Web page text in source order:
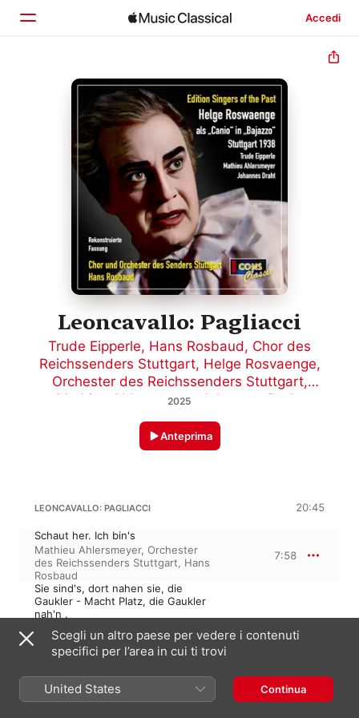
Accedi
Home
Scopri
Cerca
Leoncavallo: Pagliacci
Trude Eipperle, Hans Rosbaud, Chor des
Reichssenders Stuttgart, Helge Rosvaenge,
Orchester des Reichssenders Stuttgart,
Mathieu Ahlersmeyer
Johannes Draht
2025
Anteprima
LEONCAVALLO: PAGLIACCI 20:45
Schaut her. Ich bin's
Mathieu Ahlersmeyer, Orchester
des Reichssenders Stuttgart, Hans
Rosbaud
7:58
Sie sind's, dort nahen sie, die
Gaukler - Macht Platz, die Gaukler
nah'n .
Chor des Reichssenders Stuttgart
Hans Rosbaud ,Helge Rosvaenge,
Orchester des Reichssenders
Ein herrliches Schauspiel
Chor des Reichssenders Stuttgart
Scegli un altro paese per vedere i contenuti
specifici per l’area in cui ti trovi
United States Continua